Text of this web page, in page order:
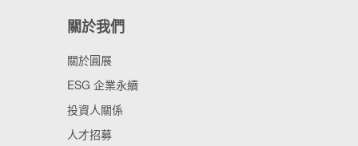
關於我們
關於圓展
ESG 企業永續
投資人關係
人才招募